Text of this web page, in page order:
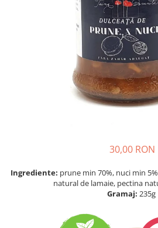
Fructe si legume deshidratate
Uleiuri si Unturi de Corp
Sare de baie
Remedii naturiste
30,00 RON
Ingrediente: prune min 70%, nuci min
natural de lamaie, pectina
Gramaj: 235g